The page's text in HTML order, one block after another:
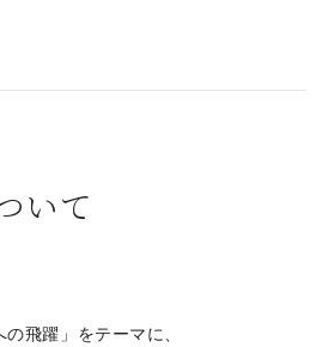
いて
の飛躍」をテーマに、